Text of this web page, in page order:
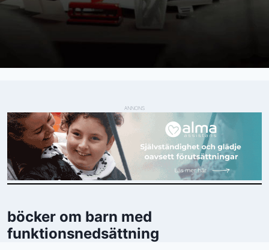
ANNONS
böcker om barn med
funktionsnedsättning